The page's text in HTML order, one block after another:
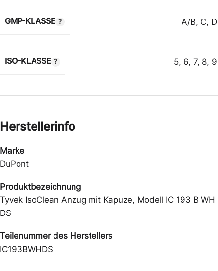
GMP-KLASSE A/B, C, D
ISO-KLASSE 5, 6, 7, 8, 9
Herstellerinfo
Marke
DuPont
Produktbezeichnung
Tyvek IsoClean Anzug mit Kapuze, Modell IC 193 B WH
DS
Teilenummer des Herstellers
IC193BWHDS